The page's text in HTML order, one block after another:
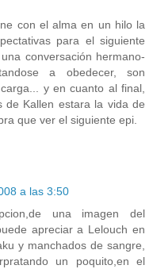
con el alma en un hilo la
para el siguiente
conversación hermano-
a obedecer, son
y en cuanto al final,
Kallen estara la vida de
que ver el siguiente epi.
a las 3:50
una imagen del
apreciar a Lelouch en
y manchados de sangre,
un poquito,en el